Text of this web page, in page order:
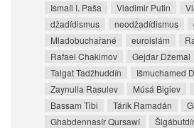
Ismaíl I. Paša
Vladimir Putin
džadídismus
neodžadídismus
Mladobuchařané
euroislám
Rafael Chakimov
Gejdar Džemal
Talgat Tadžhuddín
Išmuchamed
Zaynulla Rasulev
Músá Bigiev
Bassam Tibi
Tárik Ramadán
Ghabdennasír Qursawí